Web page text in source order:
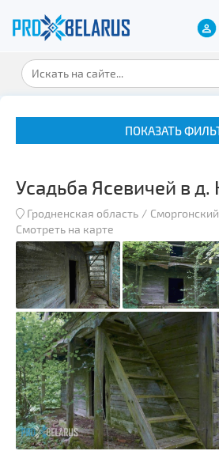
ПОКАЗАТЬ
Музеи
Замки и дворцы
Военная история
Гражданская архитектура
Спортивные сооружения
Производства
Ратуши
Родовые усадьбы
Усадьба Ясевичей в
Гродненская область
Смотреть на карте